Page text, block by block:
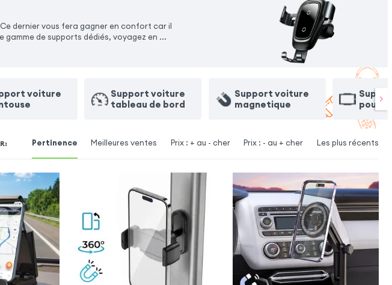
dernier vous fera gagner en confort car il
de supports dédiés, voyagez en ...
voiture
Support voiture
tableau de bord
Support voiture
magnetique
pour
: Pertinence Meilleures ventes Prix : + au - cher Prix : - au + cher Les plus récents